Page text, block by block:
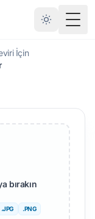
Türkçe
İçin
bırakın
.JPG
.PNG